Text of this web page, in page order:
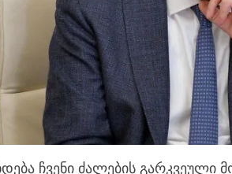
ჩვენი ძალების გარკვეული